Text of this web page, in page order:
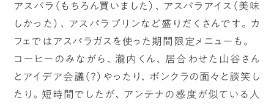
アスパラ（もちろん買いました）、アスパラアイス（美味
しかった）、アスパラプリンなど盛りだくさんです。カ
フェではアスパラガスを使った期間限定メニューも。
コーヒーのみながら、瀧内くん、居合わせた山谷さん
とアイデア会議（？）やったり、ボンクラの面々と談笑し
たり。短時間でしたが、アンテナの感度が似ている人